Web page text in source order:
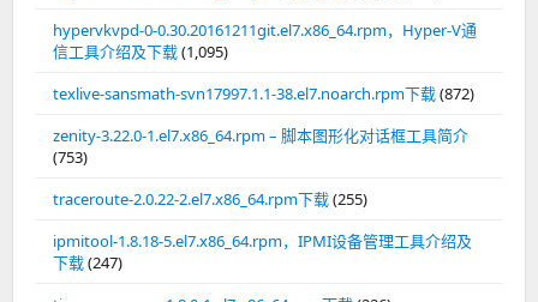
hypervkvpd-0-0.30.20161211git.el7.x86_64.rpm，Hyper-V通
信工具介绍及下载(1,095)
texlive-sansmath-svn17997.1.1-38.el7.noarch.rpm下载(872)
zenity-3.22.0-1.el7.x86_64.rpm – 脚本图形化对话框工具简介
(753)
traceroute-2.0.22-2.el7.x86_64.rpm下载(255)
ipmitool-1.8.18-5.el7.x86_64.rpm，IPMI设备管理工具介绍及
下载(247)